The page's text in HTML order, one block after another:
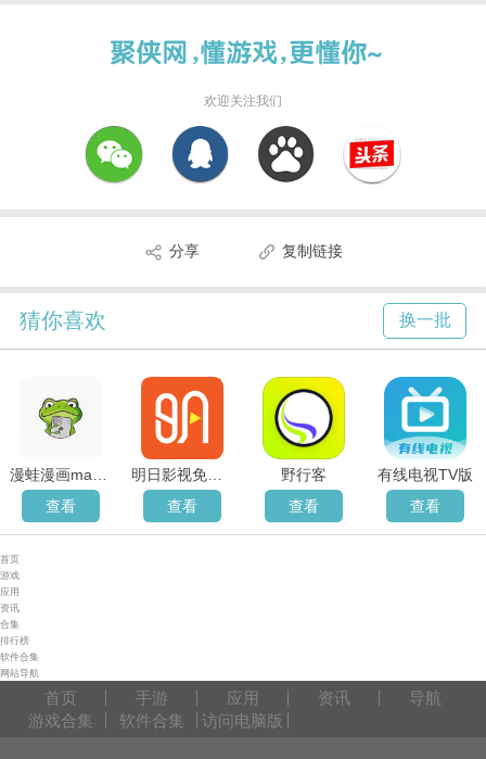
欢迎关注我们
分享 复制链接
猜你喜欢 换一批
查看
明日影视免费版
查看
野行客
查看
有线电视TV版
查看
首页
游戏
应用
资讯
合集
排行榜
软件合集
网站导航
首页 手游 应用 资讯
导航
游戏合集
软件合集 访问电脑版